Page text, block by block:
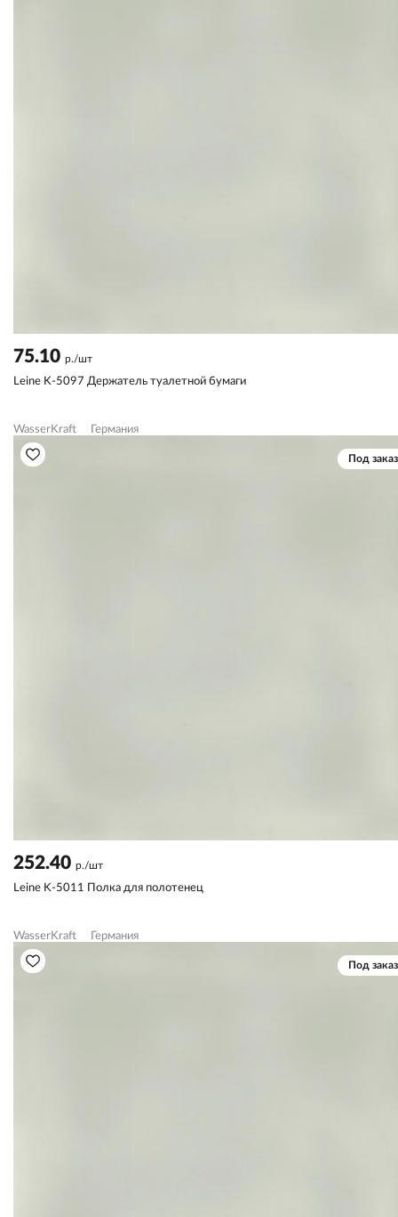
75.10 р./шт
Leine K-5097 Держатель туалетной бумаги
WasserKraft Германия
Под заказ
252.40 р./шт
Leine K-5011 Полка для полотенец
WasserKraft Германия
Под заказ